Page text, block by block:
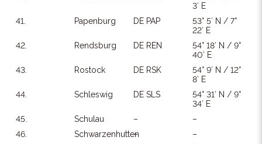
3′ E
41.
Papenburg DE PAP
53° 5′ N / 7°
22′ E
42.
Rendsburg DE REN
54° 18′ N / 9°
40′ E
43.
Rostock DE RSK
54° 9′ N / 12°
8′ E
44.
Schleswig DE SLS
54° 31′ N / 9°
34′ E
45.
Schulau –
–
46.
Schwarzenhutten
–
–